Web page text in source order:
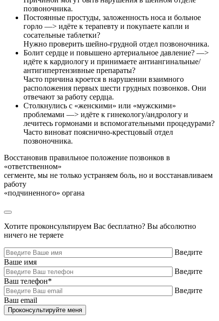
позвоночника.
Постоянные простуды, заложенность носа и больное
горло —> идёте к терапевту и покупаете капли и
сосательные таблетки?
Нужно проверить шейно-грудной отдел позвоночника.
Болит сердце и повышено артериальное давление? —>
идёте к кардиологу и принимаете антиангинальные/
антигипертензивные препараты?
Часто причина кроется в нарушении взаимного
расположения первых шести грудных позвонков. Они
отвечают за работу сердца.
Столкнулись с «женскими» или «мужскими»
проблемами —> идёте к гинекологу/андрологу и
лечитесь гормонами и вспомогательными процедурами?
Часто виноват пояснично-крестцовый отдел
позвоночника.
Восстановив правильное положение позвонков в
«ответственном»
сегменте, мы не только устраняем боль, но и восстанавливаем
работу
«подчиненного» органа
Хотите проконсультируем Вас бесплатно? Вы абсолютно
ничего не теряете
Введите
Ваше имя
Введите
Ваш телефон*
Введите
Ваш email